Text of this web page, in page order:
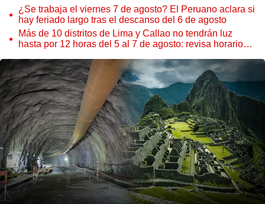
¿Se trabaja el viernes 7 de agosto? El Peruano aclara si
hay feriado largo tras el descanso del 6 de agosto
Más de 10 distritos de Lima y Callao no tendrán luz
hasta por 12 horas del 5 al 7 de agosto: revisa horarios y